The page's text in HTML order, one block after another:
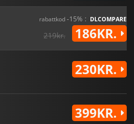
rabattkod-15% : DLCOMPARE
219kr. 186KR.
230KR.
399KR.